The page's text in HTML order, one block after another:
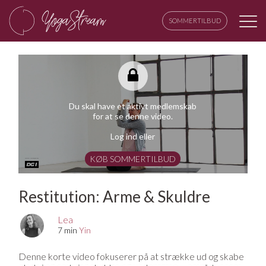
SOMMERTILBUD
Du skal have et aktivt medlemskab
for at se denne video.
Log ind eller
KØB SOMMERTILBUD
Restitution: Arme & Skuldre
Lea
7 minYin
Denne korte video fokuserer på at strække ud og skabe